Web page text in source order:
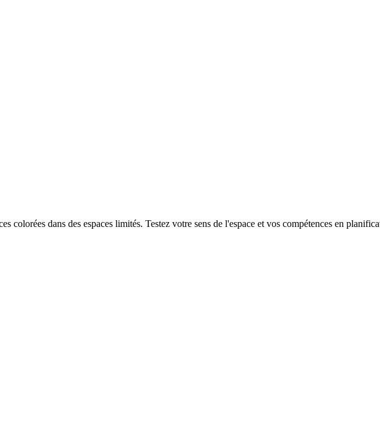
colorées dans des espaces limités. Testez votre sens de l'espace et vos compétences en